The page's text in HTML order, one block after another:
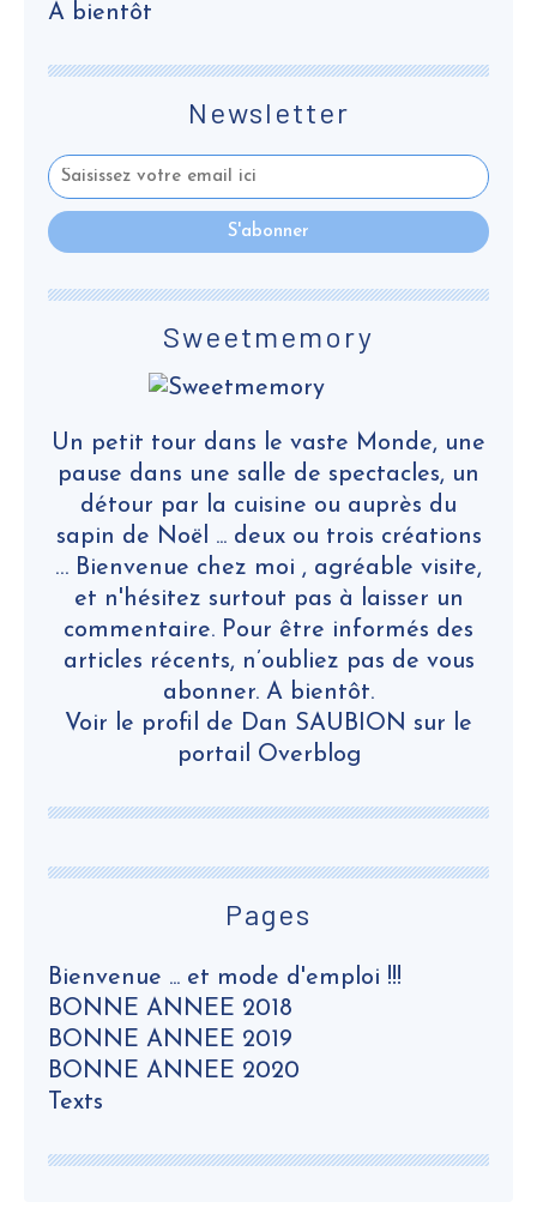
Newsletter
Pages
Bienvenue ... et mode d'emploi !!!
BONNE ANNEE 2018
BONNE ANNEE 2019
BONNE ANNEE 2020
Texts
Sweetmemory
Un petit tour dans le vaste Monde, une
pause dans une salle de spectacles, un
détour par la cuisine ou auprès du
sapin de Noël ... deux ou trois créations
… Bienvenue chez moi , agréable visite,
et n'hésitez surtout pas à laisser un
commentaire. Pour être informés des
articles récents, n’oubliez pas de vous
abonner. A bientôt.
Voir le profil de Dan SAUBION sur le
portail Overblog
A bientôt